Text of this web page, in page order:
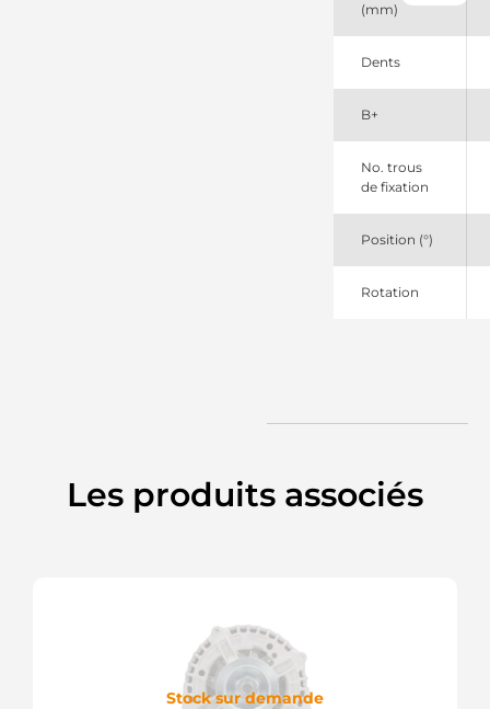
MS202
Mahle
MS202SEL
(mm)
Dents
B+
No. trous
de fixation
Position (°)
Rotation
Les produits associés
Stock sur demande